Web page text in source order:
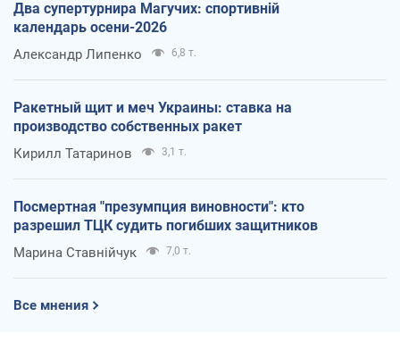
Два супертурнира Магучих: спортивній
календарь осени-2026
Александр Липенко 6,8 т.
Ракетный щит и меч Украины: ставка на
производство собственных ракет
Кирилл Татаринов 3,1 т.
Посмертная "презумпция виновности": кто
разрешил ТЦК судить погибших защитников
Марина Ставнійчук 7,0 т.
Все мнения